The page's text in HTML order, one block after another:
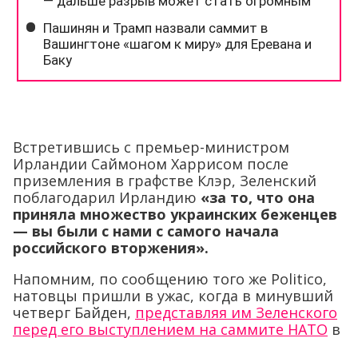
Встретившись с премьер-министром
Ирландии Саймоном Харрисом после
приземления в графстве Клэр, Зеленский
поблагодарил Ирландию «за то, что она
приняла множество украинских беженцев
— вы были с нами с самого начала
российского вторжения».
Напомним, по сообщению того же Politico,
натовцы пришли в ужас, когда в минувший
четверг Байден, представляя им Зеленского
перед его выступлением на саммите НАТО в